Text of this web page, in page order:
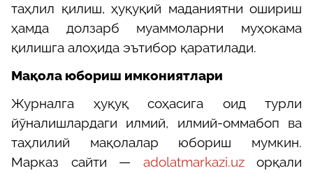
таҳлил қилиш, ҳуқуқий маданиятни ошириш
ҳамда долзарб муаммоларни муҳокама
қилишга алоҳида эътибор қаратилади.
Мақола юбориш имкониятлари
Журналга ҳуқуқ соҳасига оид турли
йўналишлардаги илмий, илмий-оммабоп ва
таҳлилий мақолалар юбориш мумкин.
Марказ сайти — adolatmarkazi.uzорқали